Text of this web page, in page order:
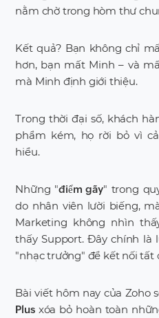
nằm chờ trong hòm thư
Kết quả? Bạn không chỉ
hơn, bạn mất Minh – và
mà Minh định giới thiệu.
Trong thời đại số, khách
phẩm kém, họ rời bỏ vì
hiểu.
Những "điểm gãy" trong
do nhân viên lười biếng,
Marketing không nhìn
thấy Support. Đây chính là
"nhạc trưởng" để kết nối tất
Bài viết hôm nay của Zoho
Plusxóa bỏ hoàn toàn